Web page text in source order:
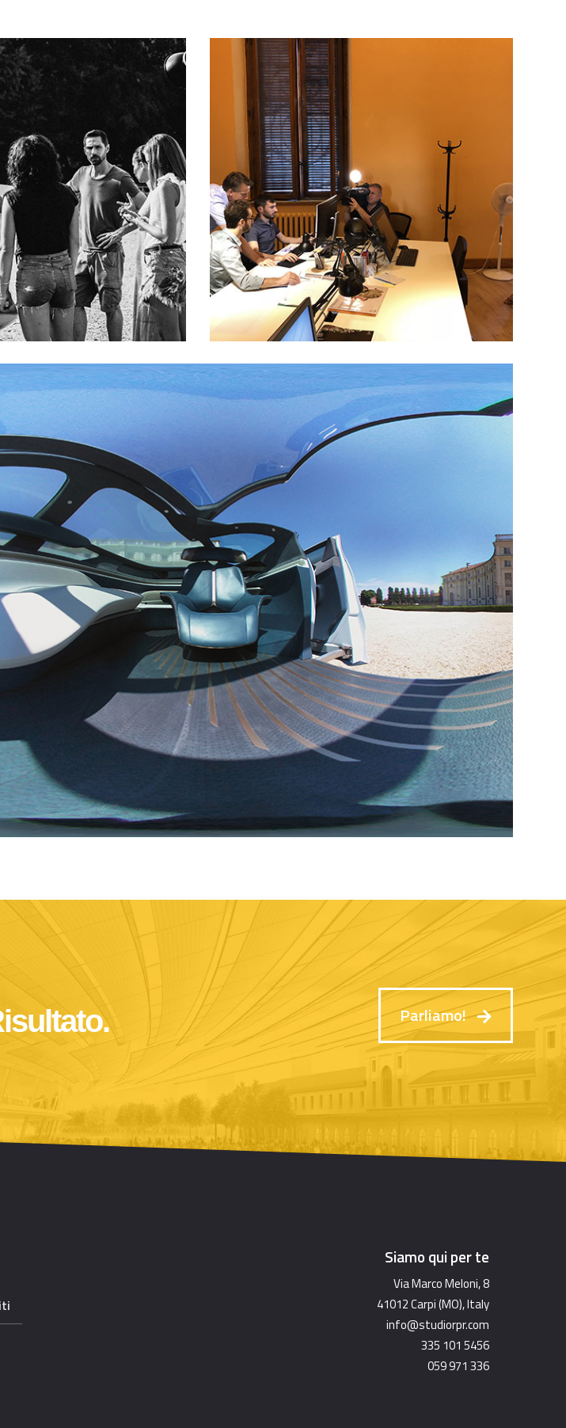
Parliamo!
Siamo qui per te
Via Marco Meloni, 8
41012 Carpi (MO), Italy
info@studiorpr.com
335 101 5456
059 971 336